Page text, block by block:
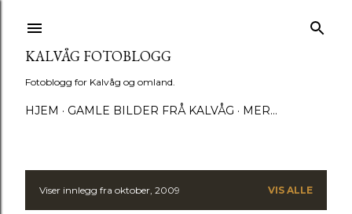
KALVÅG FOTOBLOGG
Fotoblogg for Kalvåg og omland.
HJEM GAMLE BILDER FRÅ KALVÅG MER…
I Viser innlegg fra oktober, 2009 VIS ALLE